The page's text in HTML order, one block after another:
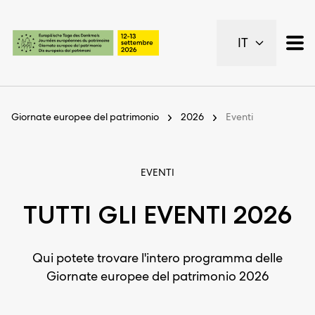
Pagine importanti
Pagina iniziale
Contenuto
Piano del sito
IT
Giornate europee del patrimonio 2026 Eventi
EVENTI
TUTTI GLI EVENTI 2026
Qui potete trovare l'intero programma delle
Giornate europee del patrimonio 2026